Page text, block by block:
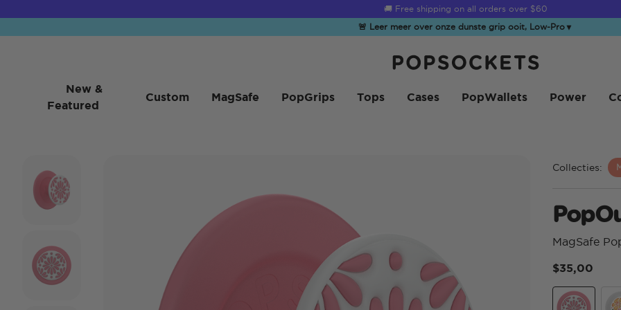
Summer Sendoff Sale is on 🚨 Up to 60% off
🚨 Leer meer over onze dunste grip ooit, Low-Pro ▼
New &
Featured
Custom MagSafe PopGrips Tops Cases PopWallets Power
Collecties:
MagSafe
$35,00